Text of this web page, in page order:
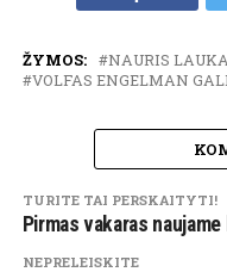
ŽYMOS:
NAURIS
VOLFAS ENGELMAN
TURITE TAI PERSKAITYTI!
Pirmas vakaras
NEPRELEISKITE